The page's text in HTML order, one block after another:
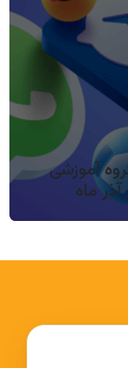
فصل
آموزشی
ماه
چطور؟